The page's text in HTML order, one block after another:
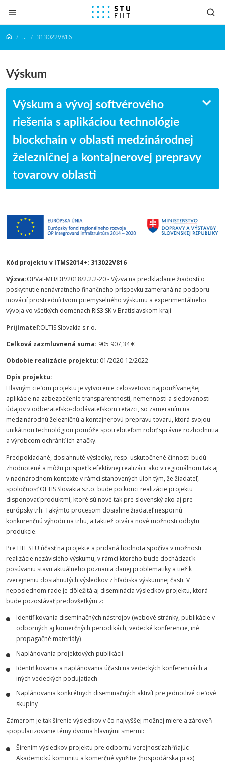
Prejsť na obsah
... 313022V816
Výskum
Výskum a vývoj softvérového
riešenia s aplikáciou technológie
blockchain v oblasti medzinárodnej
železničnej a kontajnerovej prepravy
tovarovv oblasti
Kód projektu v ITMS2014+: 313022V816
Výzva:OPVaI-MH/DP/2018/2.2.2-20 - Výzva na predkladanie žiadostí o
poskytnutie nenávratného finančného príspevku zameraná na podporu
inovácií prostredníctvom priemyselného výskumu a experimentálneho
vývoja vo všetkých doménach RIS3 SK v Bratislavskom kraji
Prijímateľ:OLTIS Slovakia s.r.o.
Celková zazmluvnená suma: 905 907,34 €
Obdobie realizácie projektu: 01/2020-12/2022
Opis projektu:
Hlavným cieľom projektu je vytvorenie celosvetovo najpoužívanejšej
aplikácie na zabezpečenie transparentnosti, nemennosti a sledovanosti
údajov v odberateľsko-dodávateľskom reťazci, so zameraním na
medzinárodnú železničnú a kontajnerovú prepravu tovaru, ktorá svojou
unikátnou technológiou pomôže spotrebiteľom robiť správne rozhodnutia
a výrobcom ochrániť ich značky.
Predpokladané, dosiahnuté výsledky, resp. uskutočnené činnosti budú
zhodnotené a môžu prispieť k efektívnej realizácii ako v regionálnom tak aj
v nadnárodnom kontexte v rámci stanovených úloh tým, že žiadateľ,
spoločnosť OLTIS Slovakia s.r.o. bude po konci realizácie projektu
disponovať produktmi, ktoré sú nové tak pre slovenský ako aj pre
európsky trh. Takýmto procesom dosiahne žiadateľ nespornú
konkurenčnú výhodu na trhu, a taktiež otvára nové možnosti odbytu
produkcie.
Pre FIIT STU účasť na projekte a pridaná hodnota spočíva v možnosti
realizácie nezávislého výskumu, v rámci ktorého bude dochádzať k
posúvaniu stavu aktuálneho poznania danej problematiky a tiež k
zverejneniu dosiahnutých výsledkov z hľadiska výskumnej časti. V
neposlednom rade je dôležitá aj diseminácia výsledkov projektu, ktorá
bude pozostávať predovšetkým z:
Identifikovania diseminačných nástrojov (webové stránky, publikácie v
odborných aj komerčných periodikách, vedecké konferencie, iné
propagačné materiály)
Naplánovania projektových publikácií
Identifikovania a naplánovania účasti na vedeckých konferenciách a
iných vedeckých podujatiach
Naplánovania konkrétnych diseminačných aktivít pre jednotlivé cieľové
skupiny
Zámerom je tak šírenie výsledkov v čo najvyššej možnej miere a zároveň
spopularizovanie témy dvoma hlavnými smermi:
Šírením výsledkov projektu pre odbornú verejnosť zahŕňajúc
Akademickú komunitu a komerčné využitie (hospodárska prax)